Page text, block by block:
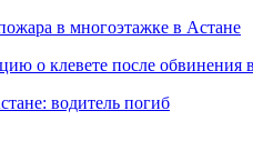
в многоэтажке в Астане
о клевете после обвинения
водитель погиб